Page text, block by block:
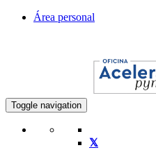
Área personal
Toggle navigation